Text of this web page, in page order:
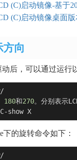
(C)启动镜像-基于
(C)启动镜像桌面版
方向
后，可以通过运行
180和270。分别表示
show X
下的旋转命令如下：